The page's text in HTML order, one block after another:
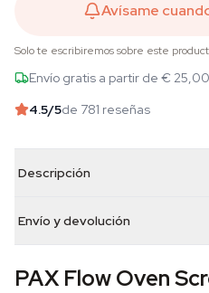
Avísame
Solo te escribiremos sobre este
Envío gratis a partir de € 25,00
4.5/5de 781 reseñas
Descripción
Envío y devolución
PAX Flow Oven